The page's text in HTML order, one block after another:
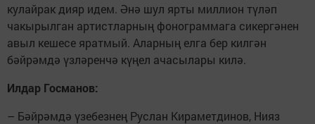
кулайрак дияр идем. Әнә шул ярты миллион түләп
чакырылган артистларның фонограммага сикергәнен
авыл кешесе яратмый. Аларның елга бер килгән
бәйрәмдә үзләренчә күңел ачасылары килә.
Илдар Госманов:
– Бәйрәмдә үзебезнең Руслан Кираметдинов, Нияз